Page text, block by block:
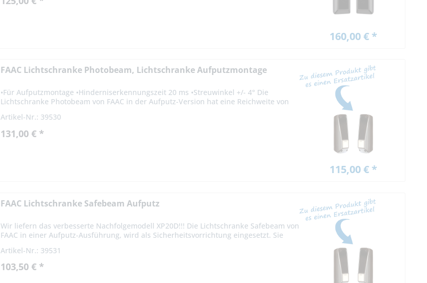
160,00 € *
FAAC Lichtschranke Photobeam, Lichtschranke Aufputzmontage
•Für Aufputzmontage •Hinderniserkennungszeit 20 ms •Streuwinkel +/- 4° Die
Lichtschranke Photobeam von FAAC in der Aufputz-Version hat eine Reichweite von
Artikel-Nr.: 39530
131,00 € *
115,00 € *
FAAC Lichtschranke Safebeam Aufputz
Wir liefern das verbesserte Nachfolgemodell XP20D!!! Die Lichtschranke Safebeam von
FAAC in einer Aufputz-Ausführung, wird als Sicherheitsvorrichtung eingesetzt. Sie
Artikel-Nr.: 39531
103,50 € *